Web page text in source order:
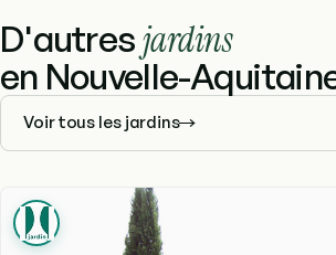
D'autresjardins
en Nouvelle-
Voir tous les jardins